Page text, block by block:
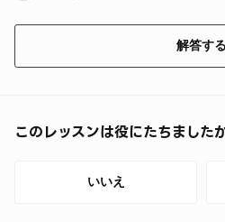
解答する
このレッスンは役にたちました
いいえ